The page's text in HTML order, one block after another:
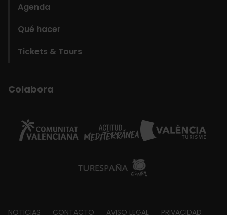
Agenda
Qué hacer
Tickets & Tours
Colabora
NOTICIAS CONTACTO AVISO LEGAL PRIVACIDAD